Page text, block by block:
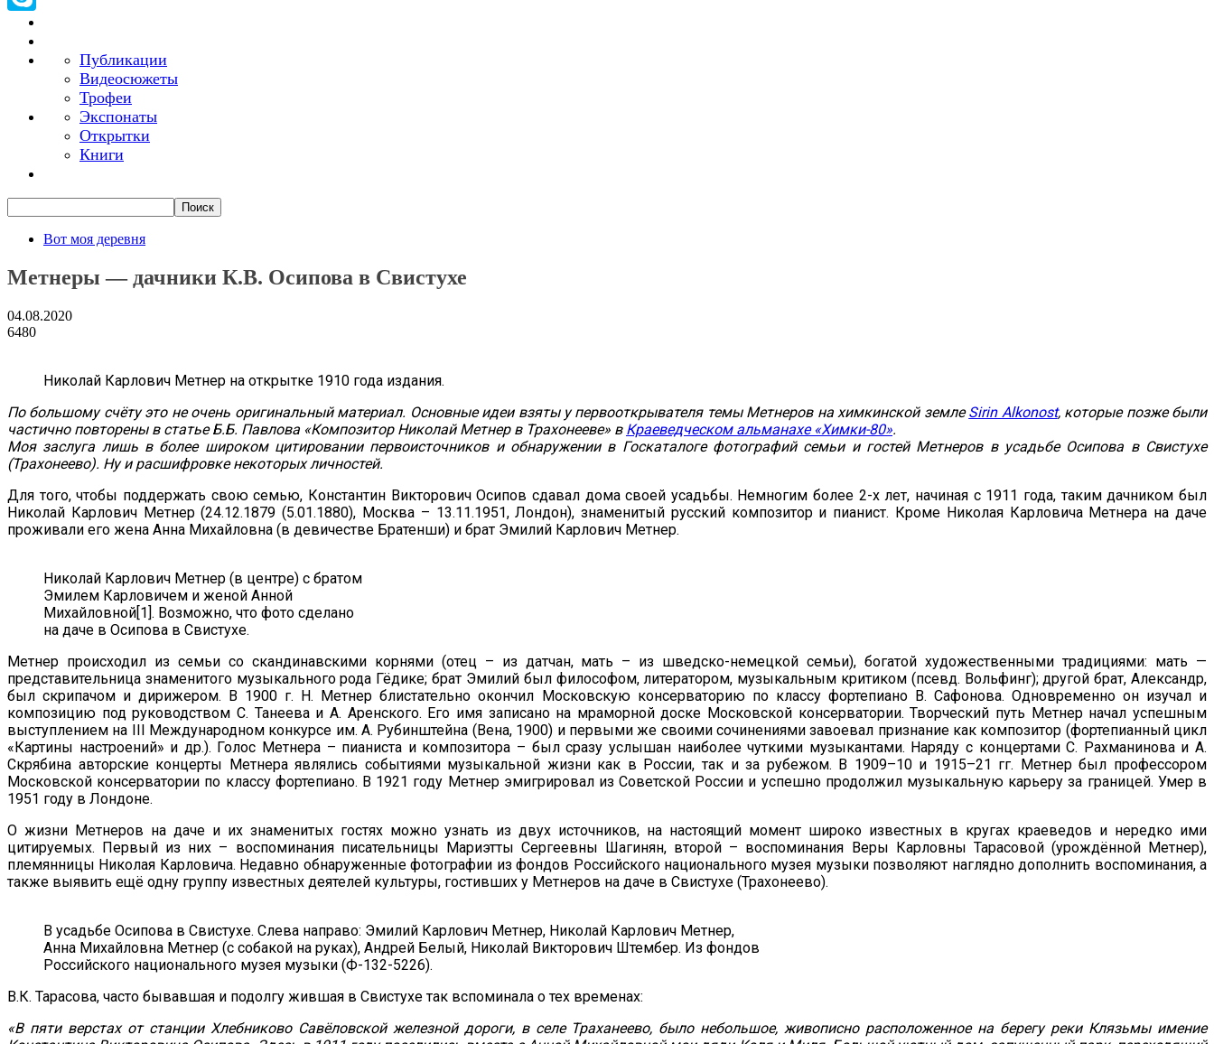
Публикации
Видеосюжеты
Трофеи
Экспонаты
Открытки
Книги
Вот моя деревня
Метнеры — дачники К.В. Осипова в Свистухе
04.08.2020
6480
Николай Карлович Метнер на открытке 1910 года издания.
По большому счёту это не очень оригинальный материал. Основные идеи взяты у первооткрывателя темы Метнеров на химкинской землеSirin Alkonost, которые позже были
частично повторены в статье Б.Б. Павлова «Композитор Николай Метнер в Трахонееве» в Краеведческом альманахе «Химки-80».
Моя заслуга лишь в более широком цитировании первоисточников и обнаружении в Госкаталоге фотографий семьи и гостей Метнеров в усадьбе Осипова в Свистухе
(Трахонеево). Ну и расшифровке некоторых личностей.
Для того, чтобы поддержать свою семью, Константин Викторович Осипов сдавал дома своей усадьбы. Немногим более 2-х лет, начиная с 1911 года, таким дачником был
Николай Карлович Метнер (24.12.1879 (5.01.1880), Москва – 13.11.1951, Лондон), знаменитый русский композитор и пианист. Кроме Николая Карловича Метнера на даче
проживали его жена Анна Михайловна (в девичестве Братенши) и брат Эмилий Карлович Метнер.
Николай Карлович Метнер (в центре) с братом
Эмилем Карловичем и женой Анной
Михайловной[1]. Возможно, что фото сделано
на даче в Осипова в Свистухе.
Метнер происходил из семьи со скандинавскими корнями (отец – из датчан, мать – из шведско-немецкой семьи), богатой художественными традициями: мать —
представительница знаменитого музыкального рода Гёдике; брат Эмилий был философом, литератором, музыкальным критиком (псевд. Вольфинг); другой брат, Александр,
был скрипачом и дирижером. В 1900 г. Н. Метнер блистательно окончил Московскую консерваторию по классу фортепиано В. Сафонова. Одновременно он изучал и
композицию под руководством С. Танеева и А. Аренского. Его имя записано на мраморной доске Московской консерватории. Творческий путь Метнер начал успешным
выступлением на III Международном конкурсе им. А. Рубинштейна (Вена, 1900) и первыми же своими сочинениями завоевал признание как композитор (фортепианный цикл
«Картины настроений» и др.). Голос Метнера – пианиста и композитора – был сразу услышан наиболее чуткими музыкантами. Наряду с концертами С. Рахманинова и А.
Скрябина авторские концерты Метнера являлись событиями музыкальной жизни как в России, так и за рубежом. В 1909–10 и 1915–21 гг. Метнер был профессором
Московской консерватории по классу фортепиано. В 1921 году Метнер эмигрировал из Советской России и успешно продолжил музыкальную карьеру за границей. Умер в
1951 году в Лондоне.
О жизни Метнеров на даче и их знаменитых гостях можно узнать из двух источников, на настоящий момент широко известных в кругах краеведов и нередко ими
цитируемых. Первый из них – воспоминания писательницы Мариэтты Сергеевны Шагинян, второй – воспоминания Веры Карловны Тарасовой (урождённой Метнер),
племянницы Николая Карловича. Недавно обнаруженные фотографии из фондов Российского национального музея музыки позволяют наглядно дополнить воспоминания, а
также выявить ещё одну группу известных деятелей культуры, гостивших у Метнеров на даче в Свистухе (Трахонеево).
В усадьбе Осипова в Свистухе. Слева направо: Эмилий Карлович Метнер, Николай Карлович Метнер,
Анна Михайловна Метнер (с собакой на руках), Андрей Белый, Николай Викторович Штембер. Из фондов
Российского национального музея музыки (Ф-132-5226).
В.К. Тарасова, часто бывавшая и подолгу жившая в Свистухе так вспоминала о тех временах:
«В пяти верстах от станции Хлебниково Савёловской железной дороги, в селе Траханеево, было небольшое, живописно расположенное на берегу реки Клязьмы имение
Skype